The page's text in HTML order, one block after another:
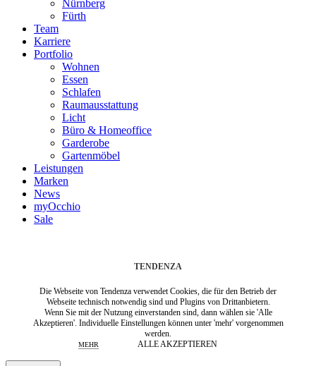
Nürnberg
Fürth
Team
Karriere
Portfolio
Wohnen
Essen
Schlafen
Raumausstattung
Licht
Büro & Homeoffice
Garderobe
Gartenmöbel
Leistungen
Marken
News
myOcchio
Sale
TENDENZA
Die Webseite von Tendenza verwendet Cookies, die für den Betrieb der
Webseite technisch notwendig sind und Plugins von Drittanbietern.
Wenn Sie mit der Nutzung einverstanden sind, dann wählen sie 'Alle
Akzeptieren'. Individuelle Einstellungen können unter 'mehr' vorgenommen
werden.
MEHR ALLE AKZEPTIEREN